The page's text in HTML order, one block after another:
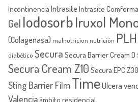
Incontinencia Intrasite Intrasite
Gel IodosorbIruxol
(Colagenasa) malnutricion nutrición PLH
diabético Secura Secura Barrier Cream D
Secura Cream Z10 Secura EPC Z30
Sting Barrier FilmTimeUlcera
Valenciaámbito residencial